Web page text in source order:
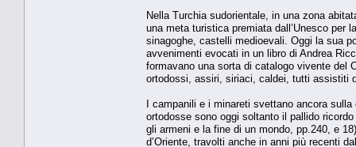
Nella Turchia sudorientale, in una zona
una meta turistica premiata dall’Unesco per
sinagoghe, castelli medioevali. Oggi la sua
avvenimenti evocati in un libro di Andrea
formavano una sorta di catalogo vivente del
ortodossi, assiri, siriaci, caldei, tutti assistiti
I campanili e i minareti svettano ancora
ortodosse sono oggi soltanto il pallido
gli armeni e la fine di un mondo, pp.240, e
d’Oriente, travolti anche in anni più recenti